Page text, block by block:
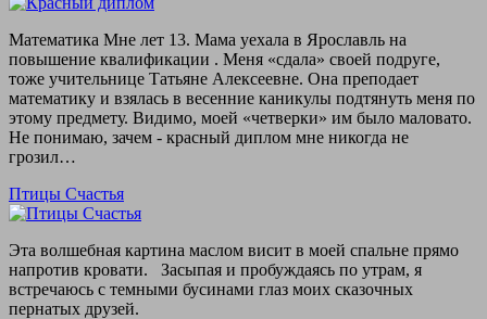
Математика Мне лет 13. Мама уехала в Ярославль на
повышение квалификации . Меня «сдала» своей подруге,
тоже учительнице Татьяне Алексеевне. Она преподает
математику и взялась в весенние каникулы подтянуть меня по
этому предмету. Видимо, моей «четверки» им было маловато.
Не понимаю, зачем - красный диплом мне никогда не
грозил…
Птицы Счастья
Эта волшебная картина маслом висит в моей спальне прямо
напротив кровати. Засыпая и пробуждаясь по утрам, я
встречаюсь с темными бусинами глаз моих сказочных
пернатых друзей.